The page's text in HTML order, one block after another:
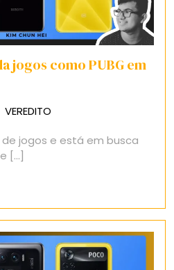
jogos como PUBG em
VEREDITO
jogos e está em busca
[...]